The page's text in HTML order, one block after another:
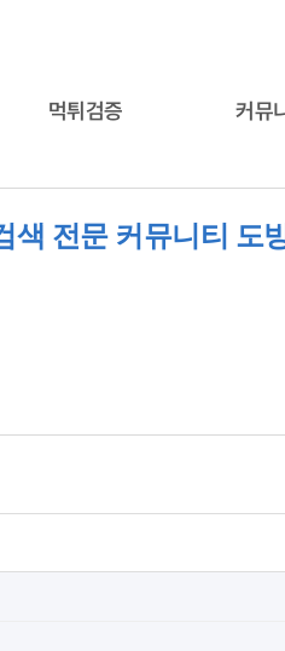
먹튀검증 커뮤
색 전문 커뮤니티 도